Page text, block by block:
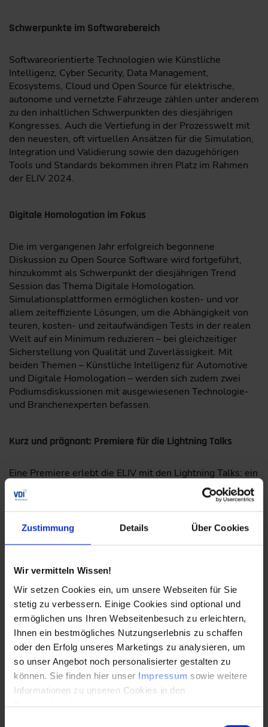
Zustimmung Details Über Cookies
Wir vermitteln Wissen!
Wir setzen Cookies ein, um unsere Webseiten für Sie
stetig zu verbessern. Einige Cookies sind optional und
ermöglichen uns Ihren Webseitenbesuch zu erleichtern,
Ihnen ein bestmögliches Nutzungserlebnis zu schaffen
oder den Erfolg unseres Marketings zu analysieren, um
so unser Angebot noch personalisierter gestalten zu
können. Sie finden hier unser Impressum sowie weitere
Informationen zu unseren Cookies in den
Schwerpunkte im Softwarebereich
Softwareorientierte Technologien wie Künstliche
Intelligenz, Cyber Security, Data Management,
Ecosystems, Cloud und Open Source für elektrische,
autonome und vernetzte Fahrzeuge zählen unter anderem
zu den inhaltlichen Schwerpunkten des diesjährigen
Kongresses. Auch die Vertiefung in der Prozesswelt mit
den neuesten, oft virtuellen Ansätzen für die Simulation,
Integration und Validierung sowie den dazugehörigen
Tools und Standards bekommen ihren Platz im Rahmen
der ELIV 2024.
Digitale Homologation im Fokus
Die im vergangenen Jahr erfolgreich begonnene
Diskussion zu Open Source Software wird fortgeführt,
hinzukommt als Schwerpunkt der diesjährigen Trend
Session das Thema Digitale Homologation.
Simulationsplattformen ermöglichen kosten- und vor
allem zeiteffiziente Lösungen, um die Abhängigkeit von
teuren, kosten- und zeitaufwändigen Tests in der realen
Welt auf ein Minimum reduzieren – bei gleichzeitiger
Sicherstellung von Qualität und Zuverlässigkeit. Mit
beiden Themen – Künstliche Intelligenz für Automotive
und Digitale Homologation – werden sich zudem zwei
Podiumsdiskussionen mit ausgewiesenen Technologie-
und Branchenexperten befassen.
Kurz und prägnant: Premiere für die Lightning Talks
Eine Premiere erlebt die ELIV mit den Lightning Talks: ein
neues, spannendes Format, das kurze und prägnante
Vorträge zu verschiedensten Themen verspricht. 22
Referierende haben dabei jeweils zwei Minuten Zeit, um
ihre Botschaft konzentriert auf den Punkt zu bringen und
Ladetechnik bis zu Softwaretechnologien und den damit
zählen Beiträge von jungen Berufstätigen, Studierenden
und Top-Innovatoren.
Begleitende Fachausstellung und Start-up-Area
In der begleitenden Fachausstellung zeigen rund 100
nationale und internationale Aussteller ihre Innovationen